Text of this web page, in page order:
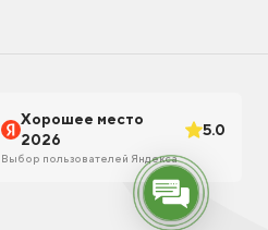
Хорошее место
2026
5.0
Выбор пользователей Яндекса